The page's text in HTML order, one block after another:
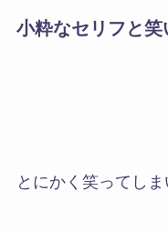
小粋なセリフと笑
とにかく笑ってしま